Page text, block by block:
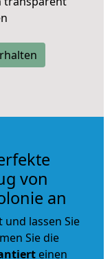
von
an
und lassen Sie
Sie die
einen